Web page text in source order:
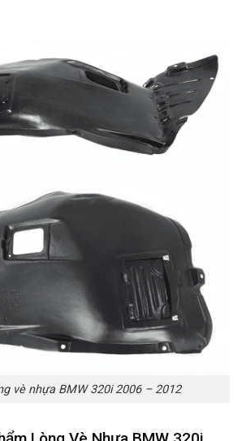
vè nhựa BMW 320i 2006 – 2012